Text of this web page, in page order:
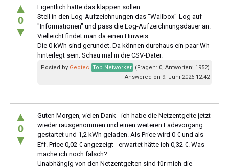
▲
0
▼
Eigentlich hätte das klappen sollen.
Stell in den Log-Aufzeichnungen das "Wallbox"-Log auf
"Informationen" und pass die Log-Aufzeichnungsdauer an.
Vielleicht findet man da einen Hinweis.
Die 0 kWh sind gerundet. Da können durchaus ein paar Wh
hinterlegt sein. Schau mal in die CSV-Datei.
Posted by Geotec Top Networker (Fragen: 0, Antworten: 1952)
Answered on 9. Juni 2026 12:42
▲
0
▼
Guten Morgen, vielen Dank - ich habe die Netzentgelte jetzt
wieder rausgenommen und einen weiteren Ladevorgang
gestartet und 1,2 kWh geladen. Als Price wird 0 € und als
Eff. Price 0,02 € angezeigt - erwartet hätte ich 0,32 €. Was
mache ich noch falsch?
Unabhängig von den Netzentgelten sind für mich die